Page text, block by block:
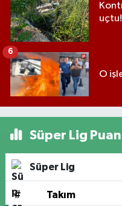
O
6
Süper Lig
Süper Lig
# Takım